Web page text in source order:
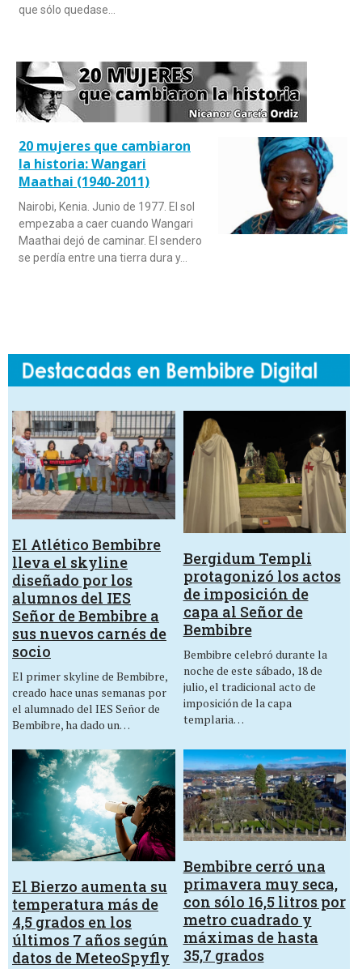
que sólo quedase…
20 mujeres que cambiaron
la historia: Wangari
Maathai (1940-2011)
Nairobi, Kenia. Junio de 1977. El sol
empezaba a caer cuando Wangari
Maathai dejó de caminar. El sendero
se perdía entre una tierra dura y…
El Atlético Bembibre
lleva el skyline
diseñado por los
alumnos del IES
Señor de Bembibre a
sus nuevos carnés de
socio
El primer skyline de Bembibre,
creado hace unas semanas por
el alumnado del IES Señor de
Bembibre, ha dado un…
Bergidum Templi
protagonizó los actos
de imposición de
capa al Señor de
Bembibre
Bembibre celebró durante la
noche de este sábado, 18 de
julio, el tradicional acto de
imposición de la capa
templaria…
El Bierzo aumenta su
temperatura más de
4,5 grados en los
últimos 7 años según
datos de MeteoSpyfly
Bembibre cerró una
primavera muy seca,
con sólo 16,5 litros por
metro cuadrado y
máximas de hasta
35,7 grados